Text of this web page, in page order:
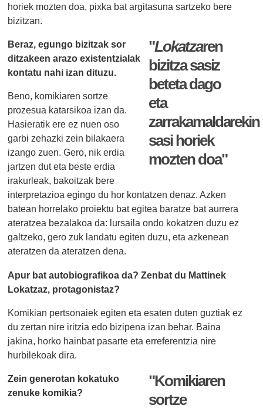
horiek mozten doa, pixka bat argitasuna sartzeko bere
bizitzan.
"Lokatzaren
bizitza sasiz
beteta dago
eta
zarrakamaldarekin
sasi horiek
mozten doa"
Beraz, egungo bizitzak sor
ditzakeen arazo existentzialak
kontatu nahi izan dituzu.
Beno, komikiaren sortze
prozesua katarsikoa izan da.
Hasieratik ere ez nuen oso
garbi zehazki zein bilakaera
izango zuen. Gero, nik erdia
jartzen dut eta beste erdia
irakurleak, bakoitzak bere
interpretazioa egingo du hor kontatzen denaz. Azken
batean horrelako proiektu bat egitea baratze bat aurrera
ateratzea bezalakoa da: lursaila ondo kokatzen duzu ez
galtzeko, gero zuk landatu egiten duzu, etaazkenean
ateratzen da ateratzen dena.
Apur bat autobiografikoa da? Zenbat du Mattinek
Lokatzaz, protagonistaz?
Komikian pertsonaiek egiten eta esaten duten guztiak ez
du zertan nire iritzia edo bizipena izan behar. Baina
jakina, horko hainbat pasarte eta erreferentzia nire
hurbilekoak dira.
"Komikiaren
sortze
Zein generotan kokatuko
zenuke komikia?